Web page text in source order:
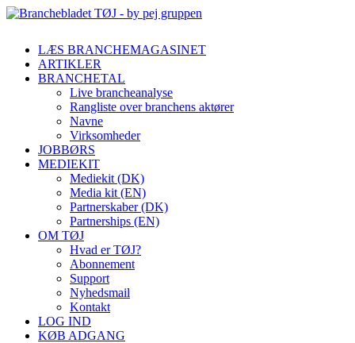
LÆS BRANCHEMAGASINET
ARTIKLER
BRANCHETAL
Live brancheanalyse
Rangliste over branchens aktører
Navne
Virksomheder
JOBBØRS
MEDIEKIT
Mediekit (DK)
Media kit (EN)
Partnerskaber (DK)
Partnerships (EN)
OM TØJ
Hvad er TØJ?
Abonnement
Support
Nyhedsmail
Kontakt
LOG IND
KØB ADGANG